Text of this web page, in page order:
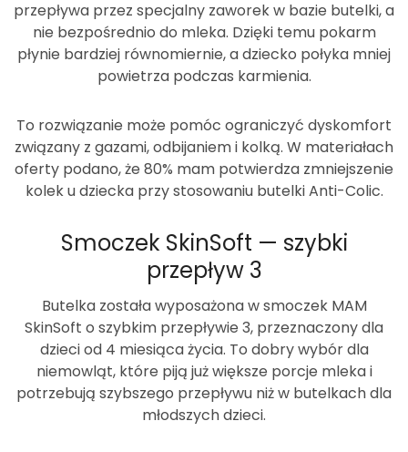
przepływa przez specjalny zaworek w bazie butelki, a
nie bezpośrednio do mleka. Dzięki temu pokarm
płynie bardziej równomiernie, a dziecko połyka mniej
powietrza podczas karmienia.
To rozwiązanie może pomóc ograniczyć dyskomfort
związany z gazami, odbijaniem i kolką. W materiałach
oferty podano, że 80% mam potwierdza zmniejszenie
kolek u dzieckaprzy stosowaniu butelki Anti-Colic.
Smoczek SkinSoft — szybki
przepływ 3
Butelka została wyposażona w smoczek MAM
SkinSoft o szybkim przepływie 3, przeznaczony dla
dzieci od 4 miesiąca życia. To dobry wybór dla
niemowląt, które piją już większe porcje mleka i
potrzebują szybszego przepływu niż w butelkach dla
młodszych dzieci.